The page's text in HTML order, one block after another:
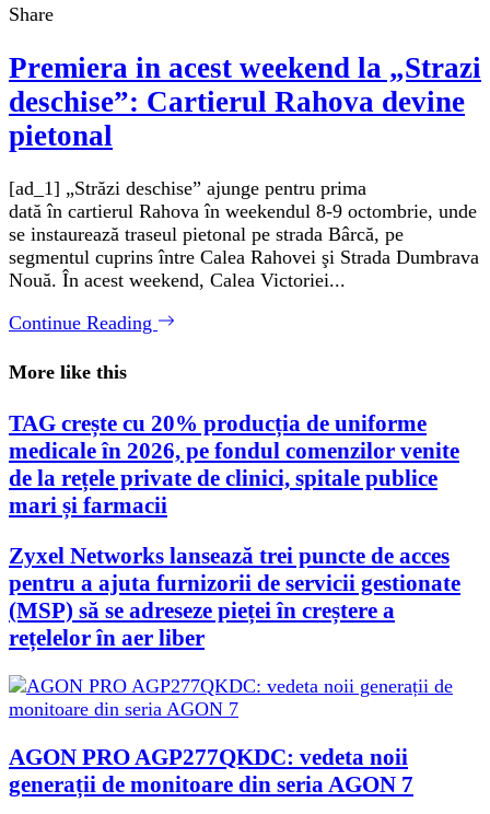
Share
Premiera in acest weekend la „Strazi
deschise”: Cartierul Rahova devine
pietonal
[ad_1] „Străzi deschise” ajunge pentru prima
dată în cartierul Rahova în weekendul 8-9 octombrie, unde
se instaurează traseul pietonal pe strada Bârcă, pe
segmentul cuprins între Calea Rahovei şi Strada Dumbrava
Nouă. În acest weekend, Calea Victoriei...
Continue Reading
More like this
TAG crește cu 20% producția de uniforme
medicale în 2026, pe fondul comenzilor venite
de la rețele private de clinici, spitale publice
mari și farmacii
Zyxel Networks lansează trei puncte de acces
pentru a ajuta furnizorii de servicii gestionate
(MSP) să se adreseze pieței în creștere a
rețelelor în aer liber
AGON PRO AGP277QKDC: vedeta noii
generații de monitoare din seria AGON 7